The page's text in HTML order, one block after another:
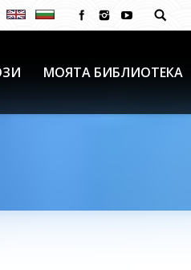
МОЯТА БИБЛИОТЕКА